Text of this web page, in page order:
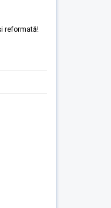
reformată!